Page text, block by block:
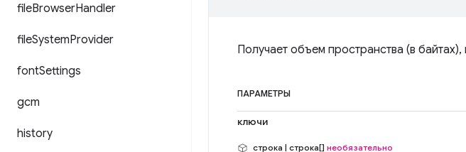
fileBrowserHandler
fileSystemProvider
fontSettings
gcm
history
Получает объем пространства (в
ПАРАМЕТРЫ
ключи
строка | строка[] необязательно